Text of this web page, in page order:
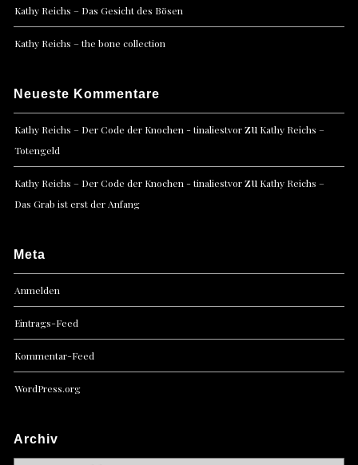
Kathy Reichs – Das Gesicht des Bösen
Kathy Reichs – the bone collection
Neueste Kommentare
Kathy Reichs – Der Code der Knochen - tinaliestvorzu Kathy Reichs –
Totengeld
Kathy Reichs – Der Code der Knochen - tinaliestvorzu Kathy Reichs –
Das Grab ist erst der Anfang
Meta
Anmelden
Eintrags-Feed
Kommentar-Feed
WordPress.org
Archiv